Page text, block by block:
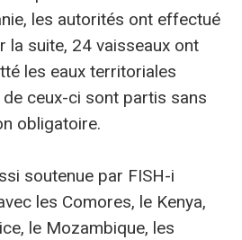
les autorités ont effectué
la suite, 24 vaisseaux ont
les eaux territoriales
ceux-ci sont partis sans
obligatoire.
soutenue par FISH-i
les Comores, le Kenya,
le Mozambique, les